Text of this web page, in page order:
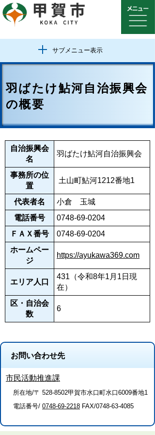
サブメニュー表示
羽ばたけ鮎河自治振興会
の概要
自治振興会
名
羽ばたけ鮎河自治振興会
事務所の位
置
土山町鮎河1212番地1
代表者名
小倉 玉城
電話番号
0748-69-0204
ＦＡＸ番号
0748-69-0204
ホームペー
ジ
https://ayukawa369.com
エリア人口
431（令和8年1月1日現
在）
区・自治会
数
6
お問い合わせ先
市民活動推進課
所在地/〒 528-8502甲賀市水口町水口6009番地1
電話番号/ 0748-69-2218 FAX/0748-63-4085